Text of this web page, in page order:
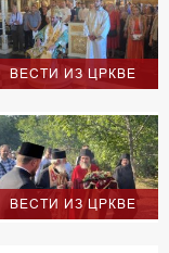
ВЕСТИ ИЗ ЦРКВЕ
ВЕСТИ ИЗ ЦРКВЕ